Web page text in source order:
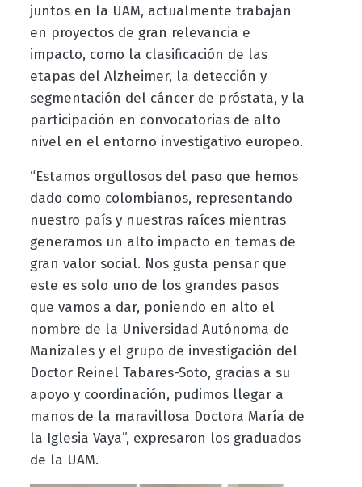
juntos en la UAM, actualmente trabajan
en proyectos de gran relevancia e
impacto, como la clasificación de las
etapas del Alzheimer, la detección y
segmentación del cáncer de próstata, y la
participación en convocatorias de alto
nivel en el entorno investigativo europeo.
“Estamos orgullosos del paso que hemos
dado como colombianos, representando
nuestro país y nuestras raíces mientras
generamos un alto impacto en temas de
gran valor social. Nos gusta pensar que
este es solo uno de los grandes pasos
que vamos a dar, poniendo en alto el
nombre de la Universidad Autónoma de
Manizales y el grupo de investigación del
Doctor Reinel Tabares-Soto, gracias a su
apoyo y coordinación, pudimos llegar a
manos de la maravillosa Doctora María de
la Iglesia Vaya”, expresaron los graduados
de la UAM.